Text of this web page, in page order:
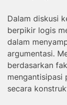
Dalam diskusi
berpikir logis
dalam
argumentasi.
berdasarkan
mengantisipasi
secara